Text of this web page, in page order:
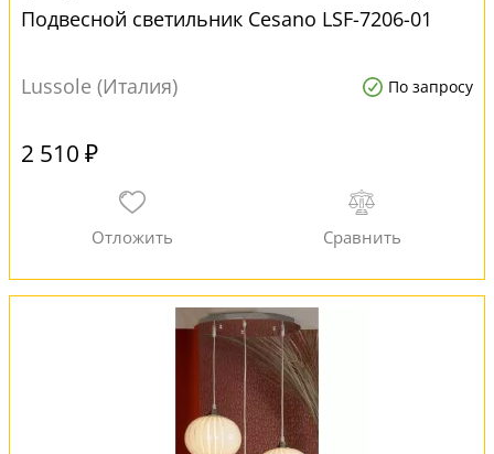
Подвесной светильник Cesano LSF-7206-01
Lussole (Италия) По запросу
2 510 ₽